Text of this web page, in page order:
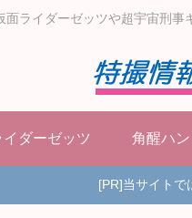
面ライダーゼッツや超宇宙刑事
ダーゼッツ 角醒ハ
[PR]当サイトで